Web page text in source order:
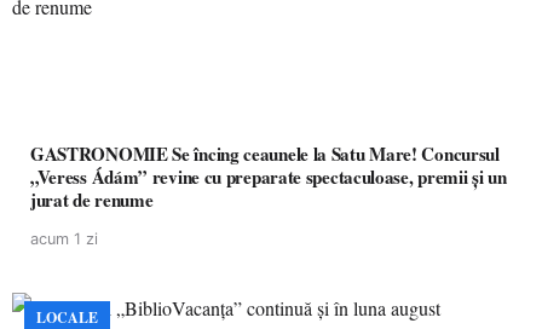
GASTRONOMIE Se încing ceaunele la Satu Mare! Concursul
„Veress Ádám” revine cu preparate spectaculoase, premii și un
jurat de renume
acum 1 zi
LOCALE